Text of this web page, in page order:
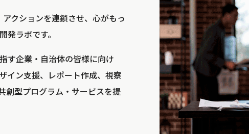
クションを連鎖させ、心がもっ
発ラボです。
す企業・自治体の皆様に向け
イン支援、レポート作成、視察
創型プログラム・サービスを提